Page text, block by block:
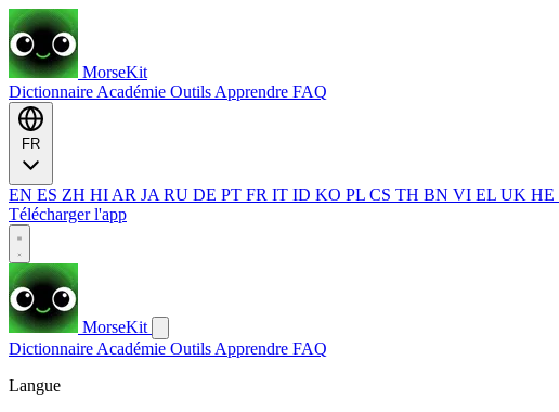
MorseKit
Dictionnaire Académie Outils Apprendre FAQ
EN ES ZH HI AR JA RU DE PT FR IT ID KO PL CS TH BN VI EL UK HE
Télécharger l'app
MorseKit
Dictionnaire Académie Outils Apprendre FAQ
Langue